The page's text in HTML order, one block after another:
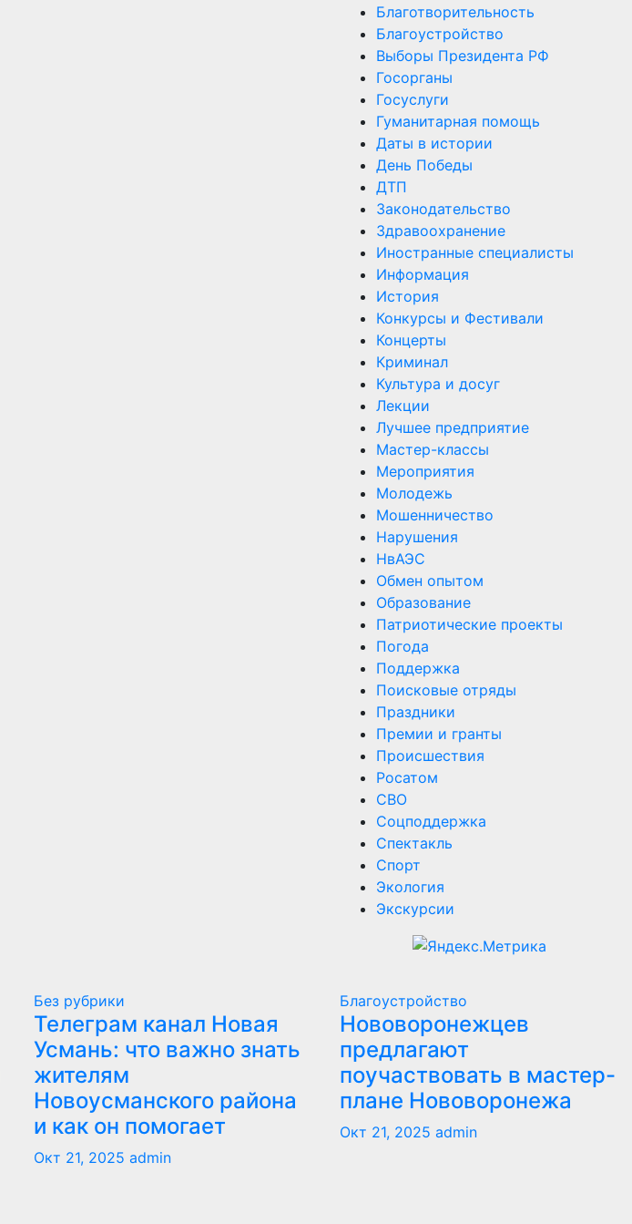
Благотворительность
Благоустройство
Выборы Президента РФ
Госорганы
Госуслуги
Гуманитарная помощь
Даты в истории
День Победы
ДТП
Законодательство
Здравоохранение
Иностранные специалисты
Информация
История
Конкурсы и Фестивали
Концерты
Криминал
Культура и досуг
Лекции
Лучшее предприятие
Мастер-классы
Мероприятия
Молодежь
Мошенничество
Нарушения
НвАЭС
Обмен опытом
Образование
Патриотические проекты
Погода
Поддержка
Поисковые отряды
Праздники
Премии и гранты
Происшествия
Росатом
СВО
Соцподдержка
Спектакль
Спорт
Экология
Экскурсии
Без рубрики
Телеграм канал Новая
Усмань: что важно знать
жителям
Новоусманского района
и как он помогает
Окт 21, 2025 admin
Благоустройство
Нововоронежцев
предлагают
поучаствовать в мастер-
плане Нововоронежа
Окт 21, 2025 admin